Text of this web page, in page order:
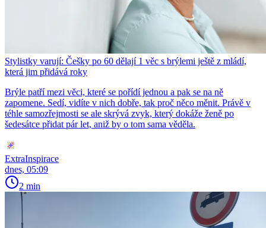
Stylistky varují: Češky po 60 dělají 1 věc s brýlemi ještě z mládí,
která jim přidává roky
Brýle patří mezi věci, které se pořídí jednou a pak se na ně
zapomene. Sedí, vidíte v nich dobře, tak proč něco měnit. Právě v
téhle samozřejmosti se ale skrývá zvyk, který dokáže ženě po
šedesátce přidat pár let, aniž by o tom sama věděla.
ExtraInspirace
dnes, 05:09
2 min